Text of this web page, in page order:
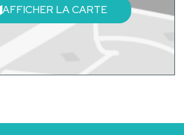
AFFICHER LA CARTE